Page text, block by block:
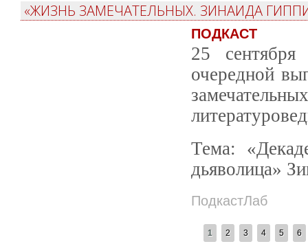
«ЖИЗНЬ ЗАМЕЧАТЕЛЬНЫХ. ЗИНАИДА
ПОДКАСТ
25
очередной
Тема:
дьяволица»
ПодкастЛаб
1 2 3 4 5 6